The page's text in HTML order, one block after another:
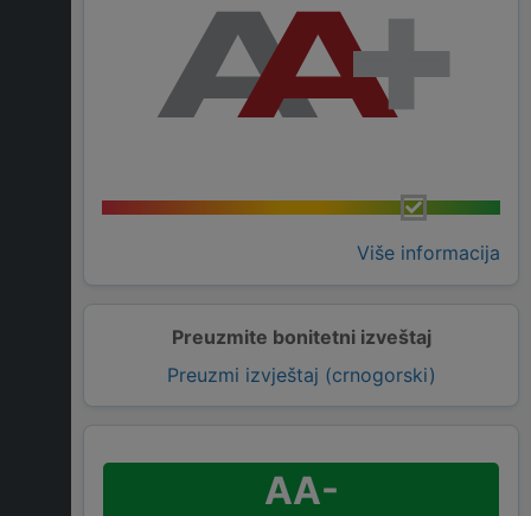
Više informacija
Preuzmite bonitetni izveštaj
Preuzmi izvještaj (crnogorski)
AA-